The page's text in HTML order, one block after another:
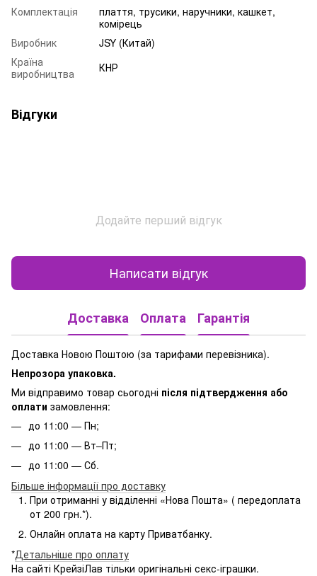
Комплектація
плаття, трусики, наручники, кашкет,
комірець
Виробник
JSY (Китай)
Країна
виробництва
КНР
Відгуки
Додайте перший відгук
Написати відгук
Доставка Оплата Гарантія
Доставка Новою Поштою (за тарифами перевізника).
Непрозора упаковка.
Ми відправимо товар сьогодні після підтвердження або
оплати замовлення:
до 11:00 — Пн;
до 11:00 — Вт–Пт;
до 11:00 — Сб.
Більше інформації про доставку
При отриманні у відділенні «Нова Пошта» ( передоплата
от 200 грн.*).
Онлайн оплата на карту Приватбанку.
*Детальніше про оплату
На сайті КрейзіЛав тільки оригінальні секс-іграшки.